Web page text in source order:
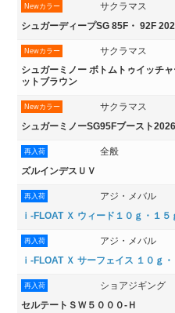
Newカラー サクラマス
シュガーディープSG 85F・ 92F
Newカラー サクラマス
シュガーミノー ボトムトゥイッチ
ットブラウン
Newカラー サクラマス
シュガーミノーSG95Fブースト
再入荷 全般
ズルインデスＵＶ
再入荷 アジ・メバル
ｉ-FLOAT Ｘ ウィード１０ｇ・１
再入荷 アジ・メバル
ｉ-FLOAT Ｘ サーフェイス １０ｇ・
再入荷 ショアジギング
セルテートＳＷ５０００-Ｈ